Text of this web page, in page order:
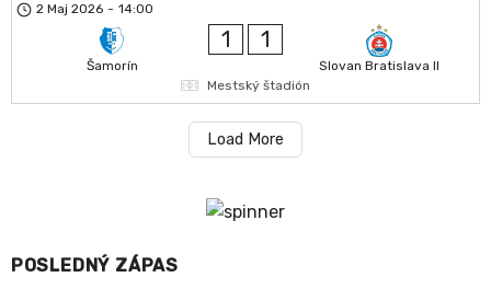
2 Maj 2026 - 14:00
Šamorín
1 1
Slovan Bratislava II
Mestský štadión
Load More
POSLEDNÝ ZÁPAS